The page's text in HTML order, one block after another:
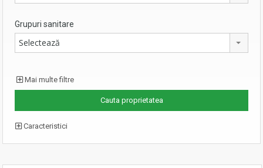
Grupuri sanitare
Selectează
Mai multe filtre
Caracteristici